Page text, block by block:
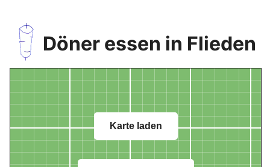
Döner essen in Flieden
Karte laden